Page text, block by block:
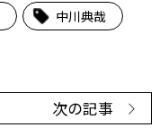
中川典哉
次の記事